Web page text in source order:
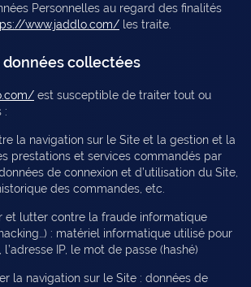
Personnelles au regard des finalités
www.jaddlo.com/ les traite.
données collectées
est susceptible de traiter tout ou
:
la navigation sur le Site et la gestion et la
prestations et services commandés par
de connexion et d’utilisation du Site,
des commandes, etc.
et lutter contre la fraude informatique
: matériel informatique utilisé pour
l’adresse IP, le mot de passe (hashé)
la navigation sur le Site : données de